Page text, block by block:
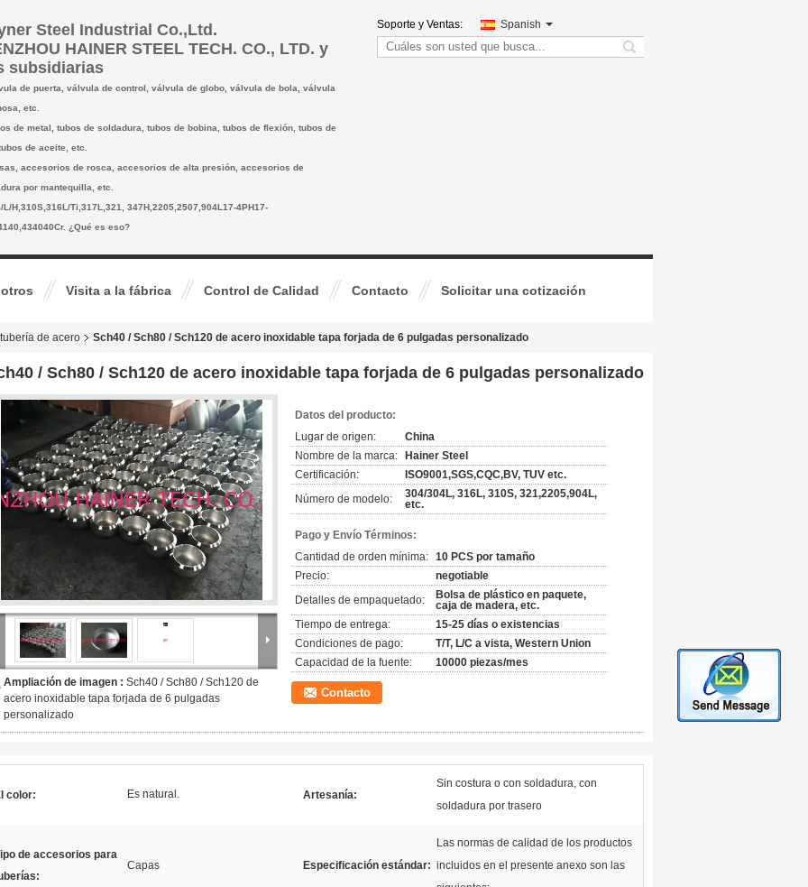
Steel Industrial Co.,Ltd.
HAINER STEEL TECH. CO., LTD. y
subsidiarias
de puerta, válvula de control, válvula de globo, válvula de bola, válvula
etc.
de metal, tubos de soldadura, tubos de bobina, tubos de flexión, tubos de
de aceite, etc.
accesorios de rosca, accesorios de alta presión, accesorios de
por mantequilla, etc.
L/H,310S,316L/Ti,317L,321, 347H,2205,2507,904L17-4PH17-
¿Qué es eso?
Soporte y Ventas: Spanish
search
Visita a la fábrica Control de Calidad Contacto Solicitar una cotización
de acero Sch40 / Sch80 / Sch120 de acero inoxidable tapa forjada de 6 pulgadas personalizado
/ Sch80 / Sch120 de acero inoxidable tapa forjada de 6 pulgadas personalizado
Ampliación de imagen : Sch40 / Sch80 / Sch120 de
acero inoxidable tapa forjada de 6 pulgadas
personalizado
Datos del producto:
Lugar de origen:
China
Nombre de la marca:
Hainer Steel
Certificación:
ISO9001,SGS,CQC,BV, TUV etc.
Número de modelo:
304/304L, 316L, 310S, 321,2205,904L,
etc.
Pago y Envío Términos:
Cantidad de orden mínima: 10 PCS por tamaño
Precio:
negotiable
Detalles de empaquetado:
Bolsa de plástico en paquete,
caja de madera, etc.
Tiempo de entrega:
15-25 días o existencias
Condiciones de pago:
T/T, L/C a vista, Western Union
Capacidad de la fuente:
10000 piezas/mes
Contacto
color: Es natural. Artesanía:
Sin costura o con soldadura, con
soldadura por trasero
de accesorios para
Capas Especificación estándar:
Las normas de calidad de los productos
incluidos en el presente anexo son las